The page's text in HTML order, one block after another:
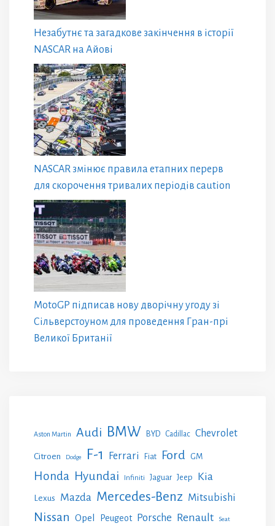
Незабутнє та загадкове закінчення в історії
NASCAR на Айові
NASCAR змінює правила етапних перерв
для скорочення тривалих періодів caution
MotoGP підписав нову дворічну угоду зі
Сільверстоуном для проведення Гран-прі
Великої Британії
Aston Martin Audi BMW BYD Cadillac Chevrolet
Citroen Dodge F-1 Ferrari Fiat Ford GM
Honda Hyundai Infiniti Jaguar Jeep Kia
Lexus Mazda Mercedes-Benz Mitsubishi
Nissan Opel Peugeot Porsche Renault Seat